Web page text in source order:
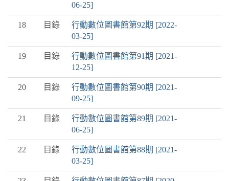
06-25]
18 目錄
行動數位圖書館第92期 [2022-
03-25]
19 目錄
行動數位圖書館第91期 [2021-
12-25]
20 目錄
行動數位圖書館第90期 [2021-
09-25]
21 目錄
行動數位圖書館第89期 [2021-
06-25]
22 目錄
行動數位圖書館第88期 [2021-
03-25]